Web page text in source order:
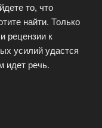
то, что
найти. Только
рецензии к
усилий удастся
идет речь.